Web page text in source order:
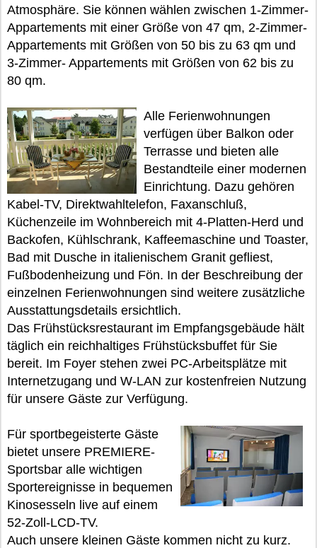
Atmosphäre. Sie können wählen zwischen 1-Zimmer-
Appartements mit einer Größe von 47 qm, 2-Zimmer-
Appartements mit Größen von 50 bis zu 63 qm und
3-Zimmer- Appartements mit Größen von 62 bis zu
80 qm.
Alle Ferienwohnungen
verfügen über Balkon oder
Terrasse und bieten alle
Bestandteile einer modernen
Einrichtung. Dazu gehören
Kabel-TV, Direktwahltelefon, Faxanschluß,
Küchenzeile im Wohnbereich mit 4-Platten-Herd und
Backofen, Kühlschrank, Kaffeemaschine und Toaster,
Bad mit Dusche in italienischem Granit gefliest,
Fußbodenheizung und Fön. In der Beschreibung der
einzelnen Ferienwohnungen sind weitere zusätzliche
Ausstattungsdetails ersichtlich.
Das Frühstücksrestaurant im Empfangsgebäude hält
täglich ein reichhaltiges Frühstücksbuffet für Sie
bereit. Im Foyer stehen zwei PC-Arbeitsplätze mit
Internetzugang und W-LAN zur kostenfreien Nutzung
für unsere Gäste zur Verfügung.
Für sportbegeisterte Gäste
bietet unsere PREMIERE-
Sportsbar alle wichtigen
Sportereignisse in bequemen
Kinosesseln live auf einem
52-Zoll-LCD-TV.
Auch unsere kleinen Gäste kommen nicht zu kurz.